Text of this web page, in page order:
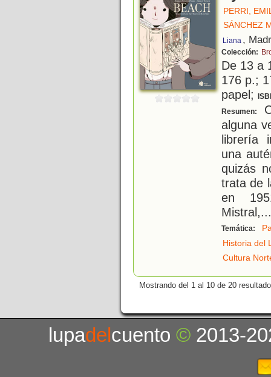
PERRI,
SÁNCHEZ
Liana ,
Colección:
De 13 a
176 p.;
papel;
Resumen:
alguna
librería
una
quizás
trata de
en
Mistral,...
Temática:
Historia del
Cultura
Mostrando del 1 al 10 de 20
lupadelcuento© 2013-